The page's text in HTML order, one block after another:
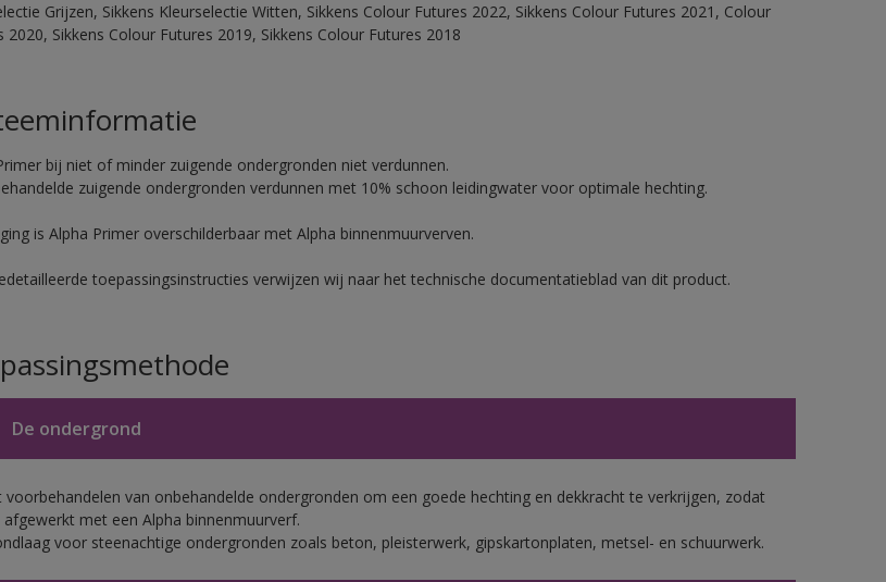
Grijzen, Sikkens Kleurselectie Witten, Sikkens Colour Futures 2022, Sikkens Colour Futures 2021, Colour
2020, Sikkens Colour Futures 2019, Sikkens Colour Futures 2018
bij niet of minder zuigende ondergronden niet verdunnen.
zuigende ondergronden verdunnen met 10% schoon leidingwater voor optimale hechting.
is Alpha Primer overschilderbaar met Alpha binnenmuurverven.
toepassingsinstructies verwijzen wij naar het technische documentatieblad van dit product.
De ondergrond
voorbehandelen van onbehandelde ondergronden om een goede hechting en dekkracht te verkrijgen, zodat
afgewerkt met een Alpha binnenmuurverf.
voor steenachtige ondergronden zoals beton, pleisterwerk, gipskartonplaten, metsel- en schuurwerk.